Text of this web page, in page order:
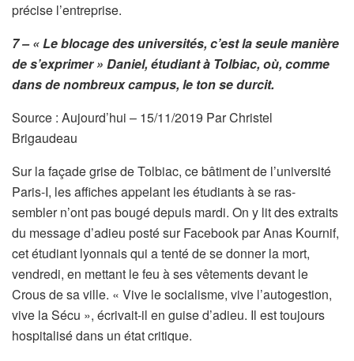
précise l’entreprise.
7 –« Le blocage des universités, c’est la seule manière
de s’exprimer » Daniel, étudiant à Tolbiac, où, comme
dans de nombreux campus, le ton se durcit.
Source : Aujourd’hui – 15/11/2019 Par Christel
Brigaudeau
Sur la façade grise de Tolbiac, ce bâtiment de l’université
Paris-I, les affiches appelant les étudiants à se ras-
sembler n’ont pas bougé depuis mardi. On y lit des extraits
du message d’adieu posté sur Facebook par Anas Kournif,
cet étudiant lyonnais qui a tenté de se donner la mort,
vendredi, en mettant le feu à ses vêtements devant le
Crous de sa ville. « Vive le socialisme, vive l’autogestion,
vive la Sécu », écrivait-il en guise d’adieu. Il est toujours
hospitalisé dans un état critique.